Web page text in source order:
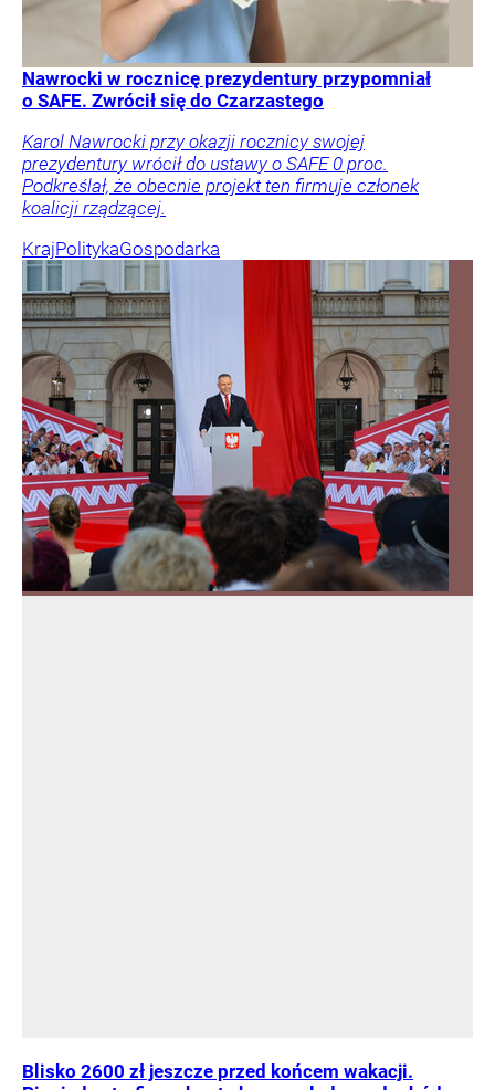
Nawrocki w rocznicę prezydentury przypomniał
o SAFE. Zwrócił się do Czarzastego
Karol Nawrocki przy okazji rocznicy swojej
prezydentury wrócił do ustawy o SAFE 0 proc.
Podkreślał, że obecnie projekt ten firmuje członek
koalicji rządzącej.
KrajPolitykaGospodarka
Blisko 2600 zł jeszcze przed końcem wakacji.